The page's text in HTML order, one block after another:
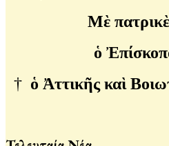
Μὲ
ὁ
† ὁ Ἀττικῆς καὶ